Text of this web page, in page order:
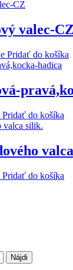
valec-CZ
Pridať do košíka
Pridať do košíka
Pridať do košíka